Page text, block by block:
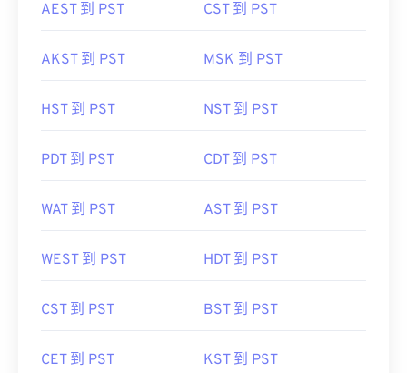
AEST 到 PST CST 到 PST
AKST 到 PST MSK 到 PST
HST 到 PST NST 到 PST
PDT 到 PST CDT 到 PST
WAT 到 PST AST 到 PST
WEST 到 PST HDT 到 PST
CST 到 PST BST 到 PST
CET 到 PST KST 到 PST